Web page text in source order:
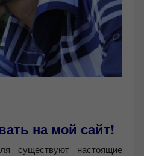
на мой сайт!
существуют настоящие